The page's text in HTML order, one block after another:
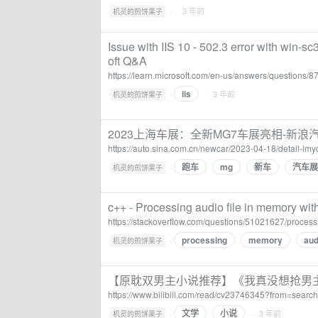
机灵的煎饼果子 · · 3 年前
Issue with IIS 10 - 502.3 error with win-
oft Q&A
https://learn.microsoft.com/en-us/answers/questions/
机灵的煎饼果子 · iis · 3 年前
2023上海车展：全新MG7车展亮相-新浪
https://auto.sina.com.cn/newcar/2023-04-18/detail-
机灵的煎饼果子 · 跑车 mg 新车 汽车
c++ - Processing audio file in memory
https://stackoverflow.com/questions/51021627/
机灵的煎饼果子 · processing memory
【原耽双男主小说推荐】《我真没想抢
https://www.bilibili.com/read/cv23746345?from=search
机灵的煎饼果子 · 文学 小说 · 3 年前